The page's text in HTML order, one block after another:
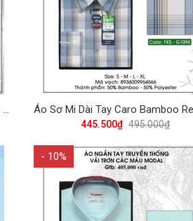
Áo Sơ Mi Ngắn Tay Họa Tiết Bamboo Regular Fit 445 Vĩnh Tiến - Nhiều Màu
445.500₫ 495.000₫
- 10%